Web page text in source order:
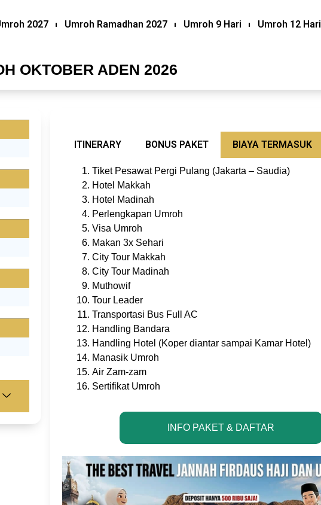
2027 Umroh Ramadhan 2027 Umroh 9 Hari Umroh 12 Hari
OKTOBER ADEN 2026
ITINERARY BONUS PAKET BIAYA TERMASUK
Tiket Pesawat Pergi Pulang (Jakarta – Saudia)
Hotel Makkah
Hotel Madinah
Perlengkapan Umroh
Visa Umroh
Makan 3x Sehari
City Tour Makkah
City Tour Madinah
Muthowif
Tour Leader
Transportasi Bus Full AC
Handling Bandara
Handling Hotel (Koper diantar sampai Kamar Hotel)
Manasik Umroh
Air Zam-zam
Sertifikat Umroh
INFO PAKET & DAFTAR